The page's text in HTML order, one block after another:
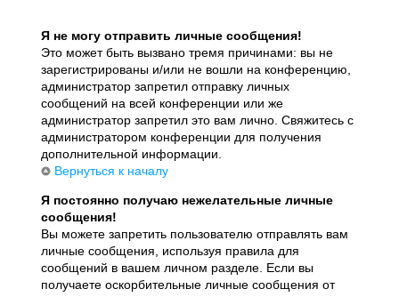
Я не могу отправить личные сообщения!
Это может быть вызвано тремя причинами: вы не
зарегистрированы и/или не вошли на конференцию,
администратор запретил отправку личных
сообщений на всей конференции или же
администратор запретил это вам лично. Свяжитесь с
администратором конференции для получения
дополнительной информации.
Вернуться к началу
Я постоянно получаю нежелательные личные
сообщения!
Вы можете запретить пользователю отправлять вам
личные сообщения, используя правила для
сообщений в вашем личном разделе. Если вы
получаете оскорбительные личные сообщения от